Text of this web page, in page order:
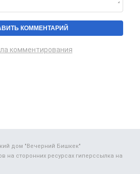
комментирования
дом "Вечерний Бишкек"
на сторонних ресурсах гиперссылка на